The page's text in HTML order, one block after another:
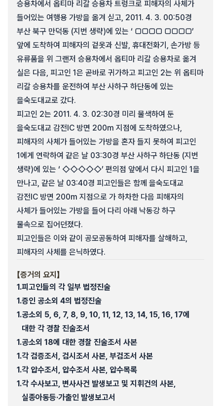
승용차에서 옵티마 리갈 승용차 트렁크로 피해자의 사체가
들어있는 여행용 가방을 옮겨 싣고, 2011. 4. 3. 00:50경
부산 북구 만덕동 (지번 생략)에 있는 ‘ □□□□ □□□□’
앞에 도착하여 피해자의 겉옷과 신발, 휴대전화기, 손가방 등
유류품을 위 그랜저 승용차에서 옵티마 리갈 승용차로 옮겨
실은 다음, 피고인 1은 곧바로 귀가하고 피고인 2는 위 옵티마
리갈 승용차를 운전하여 부산 사하구 하단동에 있는
을숙도대교로 갔다.
피고인 2는 2011. 4. 3. 02:30경 미리 물색하여 둔
을숙도대교 감전IC 방면 200m 지점에 도착하였으나,
피해자의 사체가 들어있는 가방을 혼자 들지 못하여 피고인
1에게 연락하여 같은 날 03:30경 부산 사하구 하단동 (지번
생략)에 있는 ‘ ◇◇◇◇◇’ 편의점 앞에서 다시 피고인 1을
만나고, 같은 날 03:40경 피고인들은 함께 을숙도대교
감전IC 방면 200m 지점으로 가 하차한 다음 피해자의
사체가 들어있는 가방을 들어 다리 아래 낙동강 하구
물속으로 집어던졌다.
피고인들은 이와 같이 공모공동하여 피해자를 살해하고,
피해자의 사체를 은닉하였다.
【증거의 요지】
1.피고인들의 각 일부 법정진술
1.증인 공소외 4의 법정진술
1.공소외 5, 6, 7, 8, 9, 10, 11, 12, 13, 14, 15, 16, 17에
대한 각 경찰 진술조서
1.공소외 18에 대한 경찰 진술조서 사본
1.각 검증조서, 검시조서 사본, 부검조서 사본
1.각 압수조서, 압수조서 사본, 압수목록
1.각 수사보고, 변사사건 발생보고 및 지휘건의 사본,
실종아동등·가출인 발생보고서